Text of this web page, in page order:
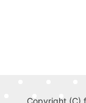
Copyright (C)